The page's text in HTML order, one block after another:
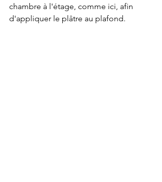
chambre à l'étage, comme ici, afin
d'appliquer le plâtre au plafond.